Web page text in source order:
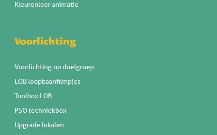
Kleurenleer animatie
Voorlichting
Voorlichting op doelgroep
LOB loopbaanfilmpjes
Toolbox LOB
PSO techniekbox
Upgrade lokalen